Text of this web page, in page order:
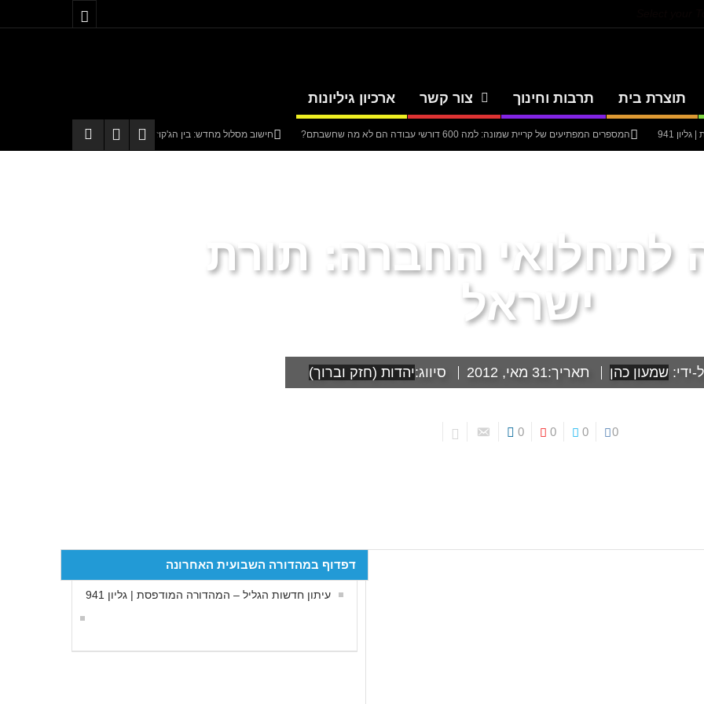
תוצרת בית תרבות וחינוך צור קשר ארכיון גיליונות
941 המספרים המפתיעים של קריית שמונה: למה 600 דורשי עבודה הם לא מה שחשבתם? חישוב מסלול מחדש: בין הג'קוזי לבבא סאלי
לתחלואי החברה: תורת
ישראל
ידי: שמעון כהן תאריך:31 מאי, 2012 סיווג:יהדות (חזק וברוך)
0
0
0
0
דפדוף במהדורה השבועית האחרונה
עיתון חדשות הגליל – המהדורה המודפסת | גליון 941